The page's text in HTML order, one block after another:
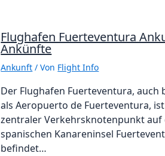
Flughafen Fuerteventura
Ankünfte
Ankunft / Von Flight Info
Der Flughafen Fuerteventura, auch
als Aeropuerto de Fuerteventura,
zentraler Verkehrsknotenpunkt auf
spanischen Kanareninsel
befindet…